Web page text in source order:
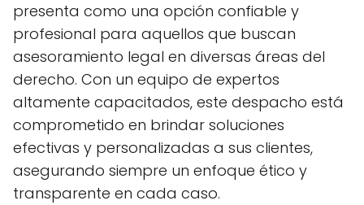
presenta como una opción confiable y
profesional para aquellos que buscan
asesoramiento legal en diversas áreas del
derecho. Con un equipo de expertos
altamente capacitados, este despacho está
comprometido en brindar soluciones
efectivas y personalizadas a sus clientes,
asegurando siempre un enfoque ético y
transparente en cada caso.